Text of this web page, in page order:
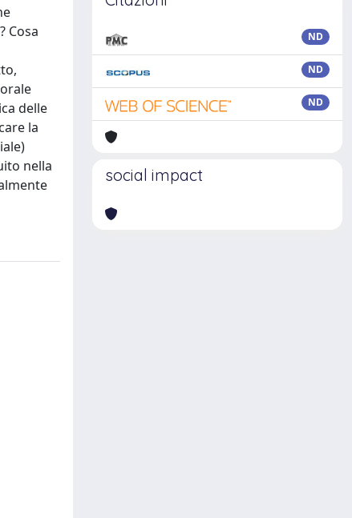
Cosa
delle
la
nella
ND
ND
ND
social impact